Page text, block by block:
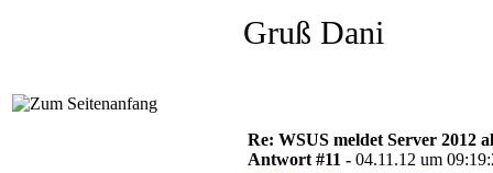
Gruß Dani
Re: WSUS meldet Server 2012
Antwort #11 - 04.11.12 um